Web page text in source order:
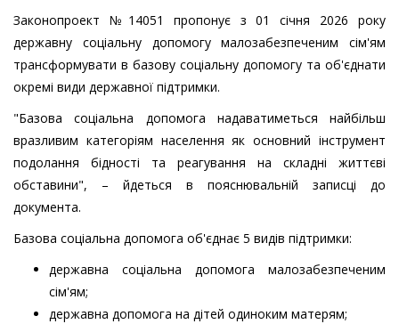
Законопроект №14051 пропонує з 01 січня 2026 року
державну соціальну допомогу малозабезпеченим сім'ям
трансформувати в базову соціальну допомогу та об'єднати
окремі види державної підтримки.
"Базова соціальна допомога надаватиметься найбільш
вразливим категоріям населення як основний інструмент
подолання бідності та реагування на складні життєві
обставини", – йдеться в пояснювальній записці до
документа.
Базова соціальна допомога об'єднає 5 видів підтримки:
державна соціальна допомога малозабезпеченим
сім'ям;
державна допомога на дітей одиноким матерям;